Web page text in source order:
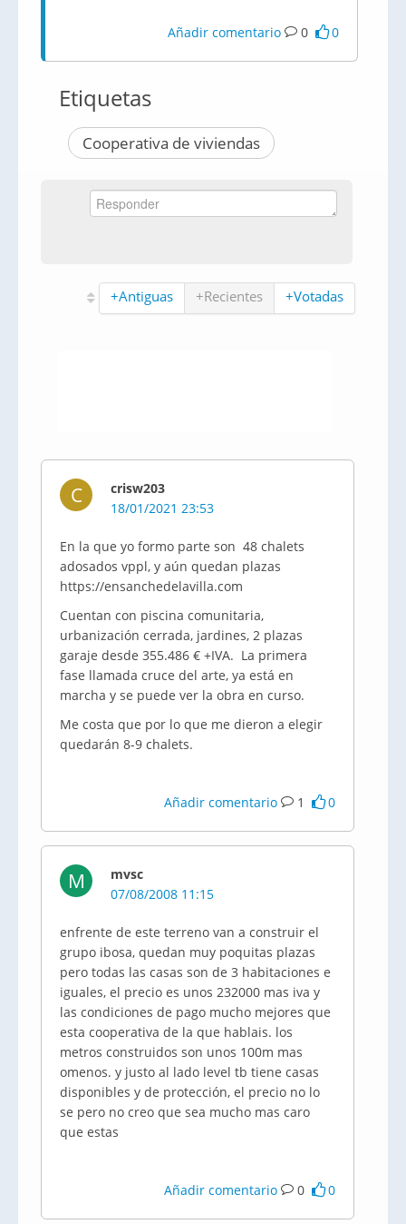
Añadir comentario 0 0
Etiquetas
Cooperativa de viviendas
+Antiguas +Recientes +Votadas
C
crisw203
18/01/2021 23:53
En la que yo formo parte son 48 chalets
adosados vppl, y aún quedan plazas
https://ensanchedelavilla.com
Cuentan con piscina comunitaria,
urbanización cerrada, jardines, 2 plazas
garaje desde 355.486 € +IVA. La primera
fase llamada cruce del arte, ya está en
marcha y se puede ver la obra en curso.
Me costa que por lo que me dieron a elegir
quedarán 8-9 chalets.
Añadir comentario 1 0
M
mvsc
07/08/2008 11:15
enfrente de este terreno van a construir el
grupo ibosa, quedan muy poquitas plazas
pero todas las casas son de 3 habitaciones e
iguales, el precio es unos 232000 mas iva y
las condiciones de pago mucho mejores que
esta cooperativa de la que hablais. los
metros construidos son unos 100m mas
omenos. y justo al lado level tb tiene casas
disponibles y de protección, el precio no lo
se pero no creo que sea mucho mas caro
que estas
Añadir comentario 0 0